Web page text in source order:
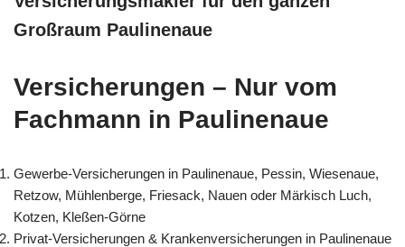
Großraum Paulinenaue
Versicherungen – Nur vom
Fachmann in Paulinenaue
Gewerbe-Versicherungen in Paulinenaue, Pessin, Wiesenaue,
Retzow, Mühlenberge, Friesack, Nauen oder Märkisch Luch,
Kotzen, Kleßen-Görne
Privat-Versicherungen & Krankenversicherungen in Paulinenaue